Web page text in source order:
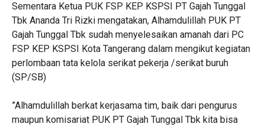
‎Sementara Ketua PUK FSP KEP KSPSI PT Gajah Tunggal
Tbk Ananda Tri Rizki mengatakan, Alhamdulillah PUK PT
Gajah Tunggal Tbk sudah menyelesaikan amanah dari PC
FSP KEP KSPSI Kota Tangerang dalam mengikut kegiatan
perlombaan tata kelola serikat pekerja /serikat buruh
(SP/SB)
‎”Alhamdulillah berkat kerjasama tim, baik dari pengurus
maupun komisariat PUK PT Gajah Tunggal Tbk kita bisa